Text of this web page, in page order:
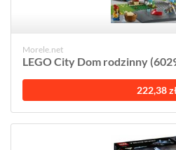
Morele.net
LEGO City Dom rodzinny
222,38